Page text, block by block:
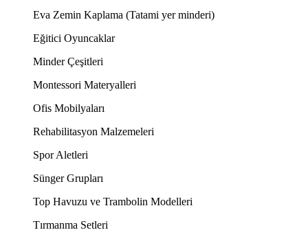
Eva Zemin Kaplama (Tatami yer minderi)
Eğitici Oyuncaklar
Minder Çeşitleri
Montessori Materyalleri
Ofis Mobilyaları
Rehabilitasyon Malzemeleri
Spor Aletleri
Sünger Grupları
Top Havuzu ve Trambolin Modelleri
Tırmanma Setleri